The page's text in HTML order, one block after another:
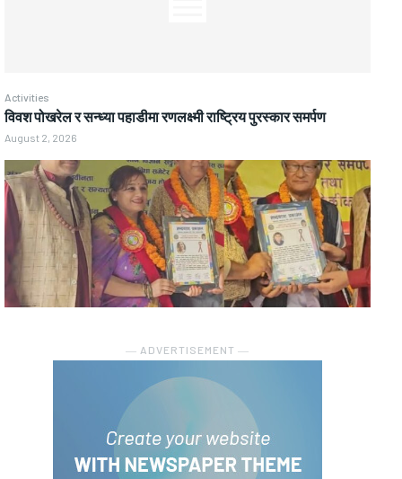
Activities
विवश पोखरेल र सन्ध्या पहाडीमा रणलक्ष्मी राष्ट्रिय पुरस्कार समर्पण
August 2, 2026
― ADVERTISEMENT ―